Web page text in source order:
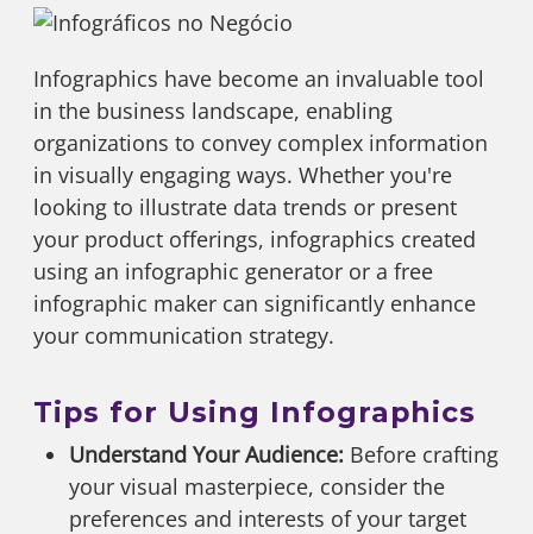
Infographics have become an invaluable tool
in the business landscape, enabling
organizations to convey complex information
in visually engaging ways. Whether you're
looking to illustrate data trends or present
your product offerings, infographics created
using an infographic generator or a free
infographic maker can significantly enhance
your communication strategy.
Tips for Using Infographics
Understand Your Audience: Before crafting
your visual masterpiece, consider the
preferences and interests of your target